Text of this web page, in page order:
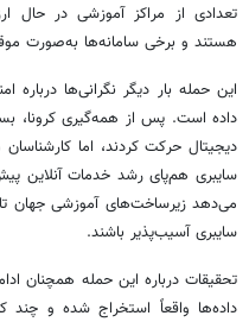
تعدادی از مراکز آموزشی در حال
هستند و برخی سامانه‌ها به‌صورت
این حمله بار دیگر نگرانی‌ها
داده است. پس از همه‌گیری کرونا،
دیجیتال حرکت کردند، اما
می‌دهد زیرساخت‌های آموزشی جهان تا
سایبری آسیب‌پذیر باشند.
تحقیقات درباره این حمله همچنان
داده‌ها واقعاً استخراج شده و چند